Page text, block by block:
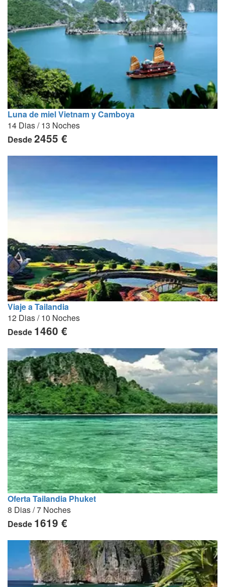
Luna de miel Vietnam y Camboya
14 Dias / 13 Noches
Desde2455 €
Viaje a Tailandia
12 Dias / 10 Noches
Desde 1460 €
Oferta Tailandia Phuket
8 Dias / 7 Noches
Desde 1619 €